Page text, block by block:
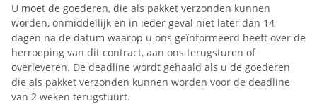
U moet de goederen, die als pakket verzonden kunnen
worden, onmiddellijk en in ieder geval niet later dan 14
dagen na de datum waarop u ons geïnformeerd heeft over de
herroeping van dit contract, aan ons terugsturen of
overleveren. De deadline wordt gehaald als u de goederen
die als pakket verzonden kunnen worden voor de deadline
van 2 weken terugstuurt.